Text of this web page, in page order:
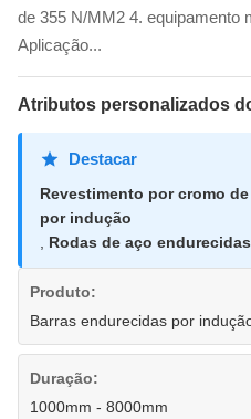
de 355 N/MM2 4. equipamento
Aplicação...
Atributos personalizados
Destacar
Revestimento por cromo
por indução
Rodas de aço
Produto:
Barras endurecidas por
Duração:
1000mm - 8000mm